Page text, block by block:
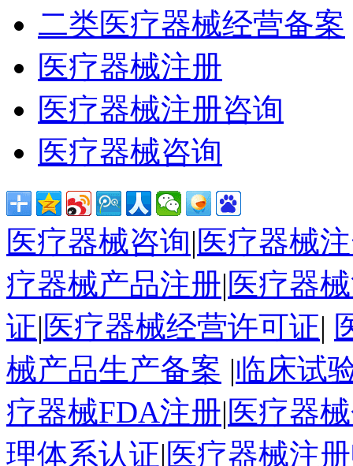
二类医疗器械经营备案
医疗器械注册
医疗器械注册咨询
医疗器械咨询
医疗器械咨询|医疗器械
疗器械产品注册|医疗器
证|医疗器械经营许可证|
械产品生产备案 |临床试
疗器械FDA注册|医疗器
理体系认证|医疗器械注